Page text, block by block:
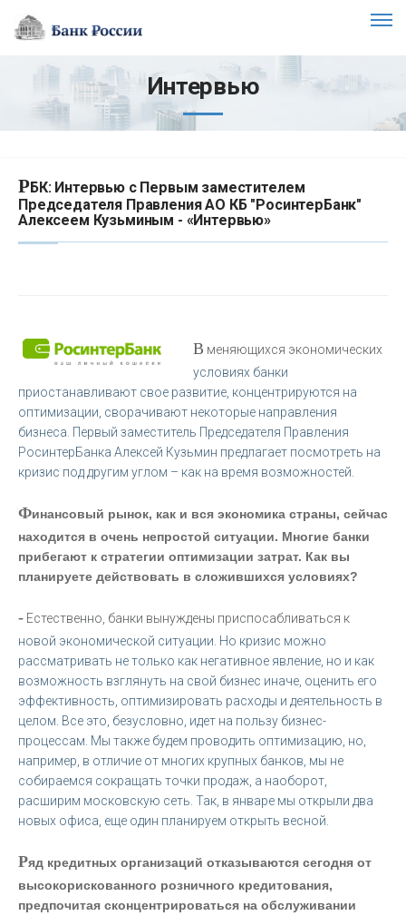
Интервью
РБК: Интервью с Первым заместителем
Председателя Правления АО КБ "РосинтерБанк"
Алексеем Кузьминым - «Интервью»
В меняющихся экономических
условиях банки
приостанавливают свое развитие, концентрируются на
оптимизации, сворачивают некоторые направления
бизнеса. Первый заместитель Председателя Правления
РосинтерБанка Алексей Кузьмин предлагает посмотреть на
кризис под другим углом – как на время возможностей.
Финансовый рынок, как и вся экономика страны, сейчас
находится в очень непростой ситуации. Многие банки
прибегают к стратегии оптимизации затрат. Как вы
планируете действовать в сложившихся условиях?
- Естественно, банки вынуждены приспосабливаться к
новой экономической ситуации. Но кризис можно
рассматривать не только как негативное явление, но и как
возможность взглянуть на свой бизнес иначе, оценить его
эффективность, оптимизировать расходы и деятельность в
целом. Все это, безусловно, идет на пользу бизнес-
процессам. Мы также будем проводить оптимизацию, но,
например, в отличие от многих крупных банков, мы не
собираемся сокращать точки продаж, а наоборот,
расширим московскую сеть. Так, в январе мы открыли два
новых офиса, еще один планируем открыть весной.
Ряд кредитных организаций отказываются сегодня от
высокорискованного розничного кредитования,
предпочитая сконцентрироваться на обслуживании